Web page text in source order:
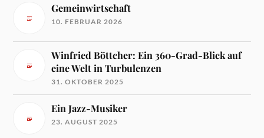
Gemeinwirtschaft
10. FEBRUAR 2026
Winfried Böttcher: Ein 360-Grad-Blick auf
eine Welt in Turbulenzen
31. OKTOBER 2025
Ein Jazz-Musiker
23. AUGUST 2025